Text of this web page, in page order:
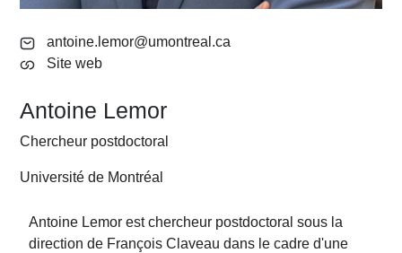
antoine.lemor@umontreal.ca
Site web
Antoine Lemor
Chercheur postdoctoral
Université de Montréal
Antoine Lemorest chercheur postdoctoral sous la
direction de François Claveau dans le cadre d'une